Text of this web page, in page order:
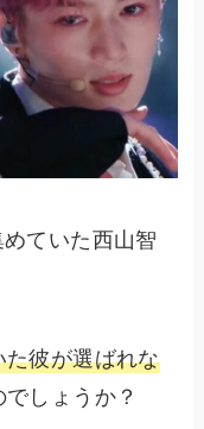
ていた西山智
彼が選ばれな
しょうか？